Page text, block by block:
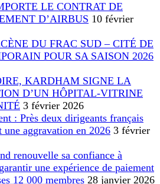
LE CONTRAT DE
D’AIRBUS 10 février
DU FRAC SUD – CITÉ DE
POUR SA SAISON 2026
KARDHAM SIGNE LA
D’UN HÔPITAL-VITRINE
3 février 2026
: Près deux dirigeants français
une aggravation en 2026 3 février
renouvelle sa confiance à
une expérience de paiement
12 000 membres 28 janvier 2026